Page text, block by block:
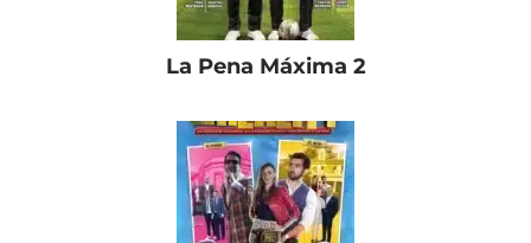
La Pena Máxima 2